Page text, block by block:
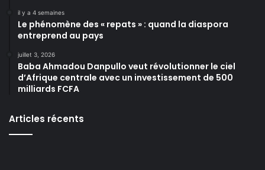
il y a 4 semaines
Le phénomène des « repats » : quand la diaspora
entreprend au pays
juillet 3, 2026
Baba Ahmadou Danpullo veut révolutionner le ciel
d’Afrique centrale avec un investissement de 500
milliards FCFA
Articles récents